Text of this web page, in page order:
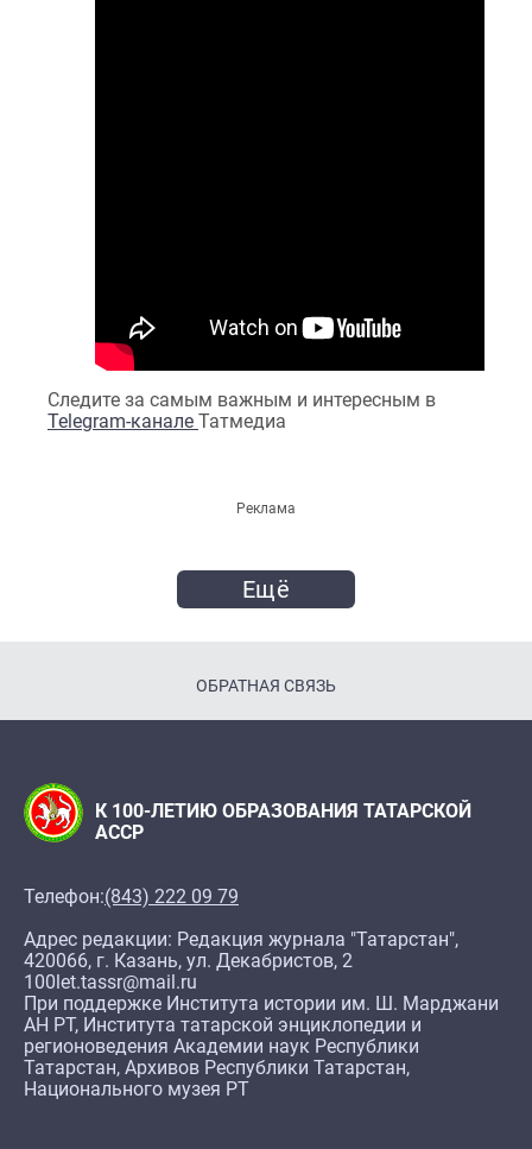
Следите за самым важным и интересным в
Telegram-канале Татмедиа
Реклама
Ещё
ОБРАТНАЯ СВЯЗЬ
К 100-ЛЕТИЮ ОБРАЗОВАНИЯ ТАТАРСКОЙ
АССР
Телефон:(843) 222 09 79
Адрес редакции: Редакция журнала "Татарстан",
420066, г. Казань, ул. Декабристов, 2
100let.tassr@mail.ru
При поддержке Института истории им. Ш. Марджани
АН РТ, Института татарской энциклопедии и
регионоведения Академии наук Республики
Татарстан, Архивов Республики Татарстан,
Национального музея РТ